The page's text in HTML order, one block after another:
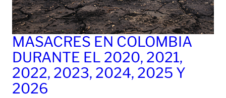
MASACRES EN COLOMBIA
DURANTE EL 2020, 2021,
2022, 2023, 2024, 2025 Y
2026